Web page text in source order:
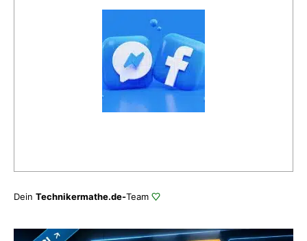
Dein Technikermathe.de-Team